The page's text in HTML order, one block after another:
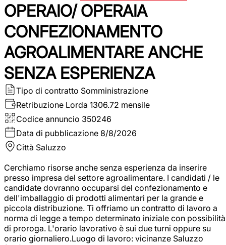
OPERAIO/ OPERAIA
CONFEZIONAMENTO
AGROALIMENTARE ANCHE
SENZA ESPERIENZA
Tipo di contratto Somministrazione
Retribuzione Lorda 1306.72 mensile
Codice annuncio 350246
Data di pubblicazione 8/8/2026
Città Saluzzo
Cerchiamo risorse anche senza esperienza da inserire
presso impresa del settore agroalimentare. I candidati / le
candidate dovranno occuparsi del confezionamento e
dell'imballaggio di prodotti alimentari per la grande e
piccola distribuzione. Ti offriamo un contratto di lavoro a
norma di legge a tempo determinato iniziale con possibilità
di proroga. L'orario lavorativo è sui due turni oppure su
orario giornaliero.Luogo di lavoro: vicinanze Saluzzo